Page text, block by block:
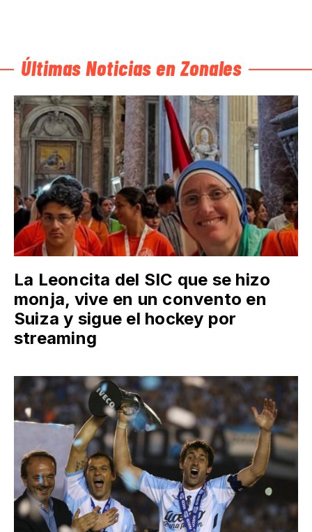
Últimas Noticias en Zonales
La Leoncita del SIC que se hizo
monja, vive en un convento en
Suiza y sigue el hockey por
streaming